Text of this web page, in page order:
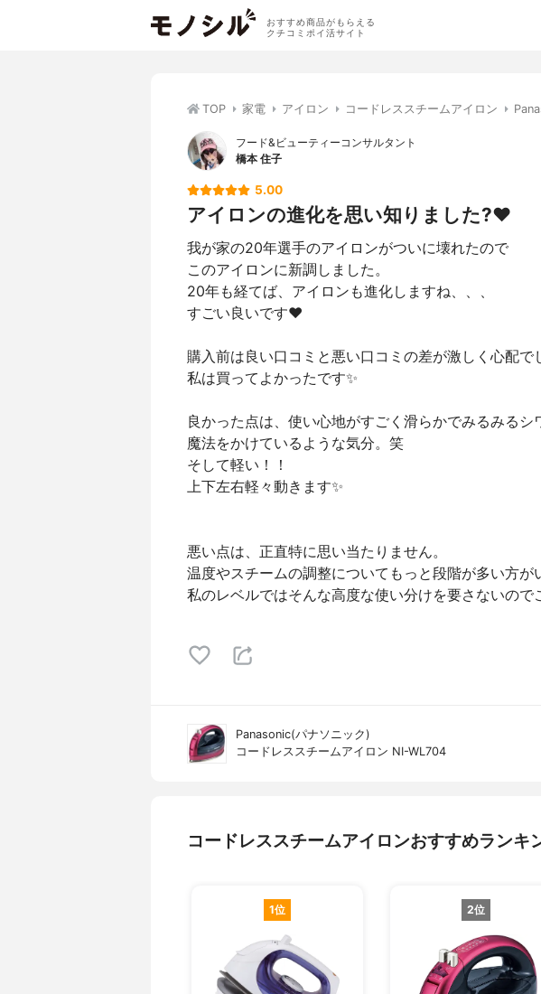
おすすめ商品がもらえる
クチコミポイ活サイト
TOP 家電 アイロン コードレススチームアイロン
フード&ビューティーコンサルタント
橋本 住子
5.00
アイロンの進化を思い知りました?❤️
我が家の20年選手のアイロンがついに壊れたので
このアイロンに新調しました。
20年も経てば、アイロンも進化しますね、、、
すごい良いです❤️
購入前は良い口コミと悪い口コミの差が激しく心配で
私は買ってよかったです✨
良かった点は、使い心地がすごく滑らかでみるみるシ
魔法をかけているような気分。笑
そして軽い！！
上下左右軽々動きます✨
悪い点は、正直特に思い当たりません。
温度やスチームの調整についてもっと段階が多い方
私のレベルではそんな高度な使い分けを要さないので
Panasonic(パナソニック)
コードレススチームアイロン NI-WL704
コードレススチームアイロンおすすめランキ
1位 2位